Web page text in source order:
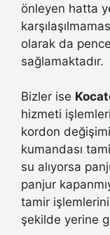
önleyen hatta
olarak da
sağlamaktadır.
Bizler ise
hizmeti
kordon
kumandası
su alıyorsa
panjur
tamir
şekilde yerine